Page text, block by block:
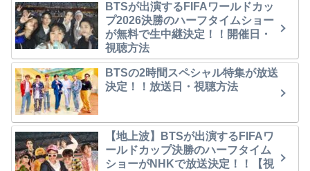
BTSが出演するFIFAワールドカッ
プ2026決勝のハーフタイムショー
が無料で生中継決定！！開催日・
視聴方法
BTSの2時間スペシャル特集が放送
決定！！放送日・視聴方法
【地上波】BTSが出演するFIFAワ
ールドカップ決勝のハーフタイム
ショーがNHKで放送決定！！【視